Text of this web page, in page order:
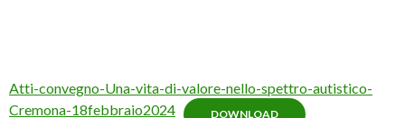
Atti-convegno-Una-vita-di-valore-nello-spettro-autistico-
Cremona-18febbraio2024
DOWNLOAD